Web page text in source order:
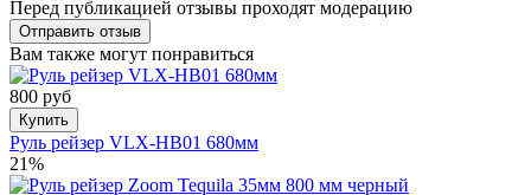
Перед публикацией отзывы проходят модерацию
Вам также могут понравиться
800 руб
Купить
Руль рейзер VLX-HB01 680мм
21%